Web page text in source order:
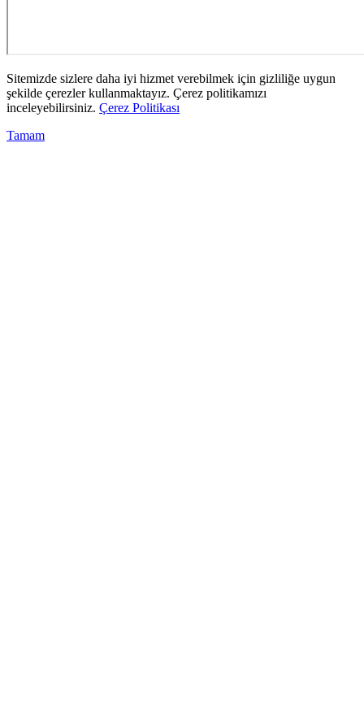
Sitemizde sizlere daha iyi hizmet verebilmek için gizliliğe uygun
şekilde çerezler kullanmaktayız. Çerez politikamızı
inceleyebilirsiniz. Çerez Politikası
Tamam